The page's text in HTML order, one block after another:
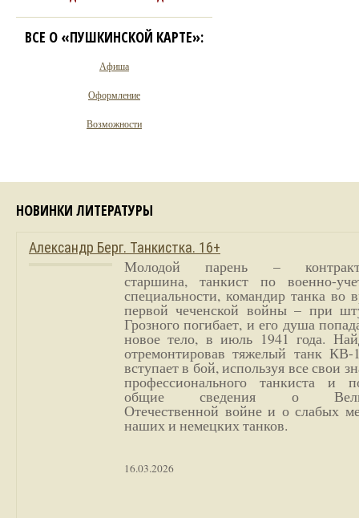
ВСЕ О «ПУШКИНСКОЙ КАРТЕ»:
Афиша
Оформление
Возможности
НОВИНКИ ЛИТЕРАТУРЫ
Александр Берг. Танкистка. 16+
Молодой парень –
старшина, танкист по военно-
специальности, командир танка во
первой чеченской войны – при
Грозного погибает, и его душа
новое тело, в июль 1941 года.
отремонтировав тяжелый танк
вступает в бой, используя все свои
профессионального танкиста и
общие сведения о
Отечественной войне и о слабых
наших и немецких танков.
16.03.2026